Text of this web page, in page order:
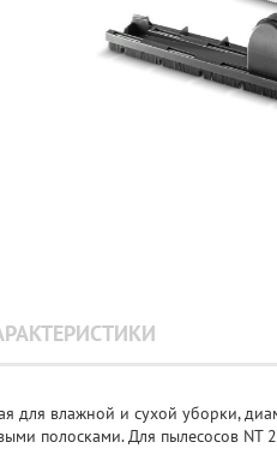
для влажной и сухой уборки,
полосками. Для пылесосов NT